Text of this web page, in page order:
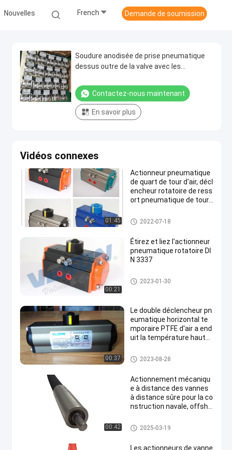
Nouvelles French Demande de soumission
Soudure anodisée de prise pneumatique
dessus outre de la valve avec les
commutateurs de limite
Contactez-nous maintenant
En savoir plus
Vidéos connexes
01:45
Actionneur pneumatique
de quart de tour d'air, décl
encheur rotatoire de ress
ort pneumatique de tour
Déclencheur pneumatique d'ai
r
2022-07-18
00:21
Étirez et liez l'actionneur
pneumatique rotatoire DI
N 3337
Déclencheur pneumatique d'ai
r
2023-01-30
00:37
Le double déclencheur pn
eumatique horizontal te
mporaire PTFE d'air a end
uit la température haute-
Déclencheur pneumatique d'ai
r
2023-08-28
00:42
Actionnement mécaniqu
e à distance des vannes
à distance sûre pour la co
nstruction navale, offsho
Déclencheur pneumatique d'ai
r
2025-03-19
Les actionneurs de vanne